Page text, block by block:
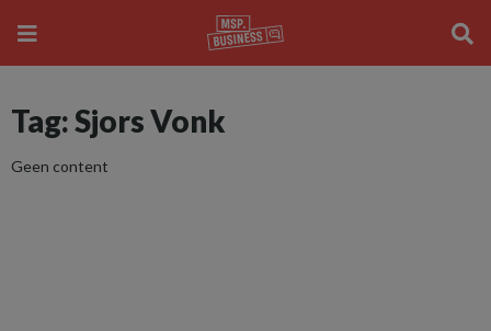
Tag: Sjors Vonk
Geen content